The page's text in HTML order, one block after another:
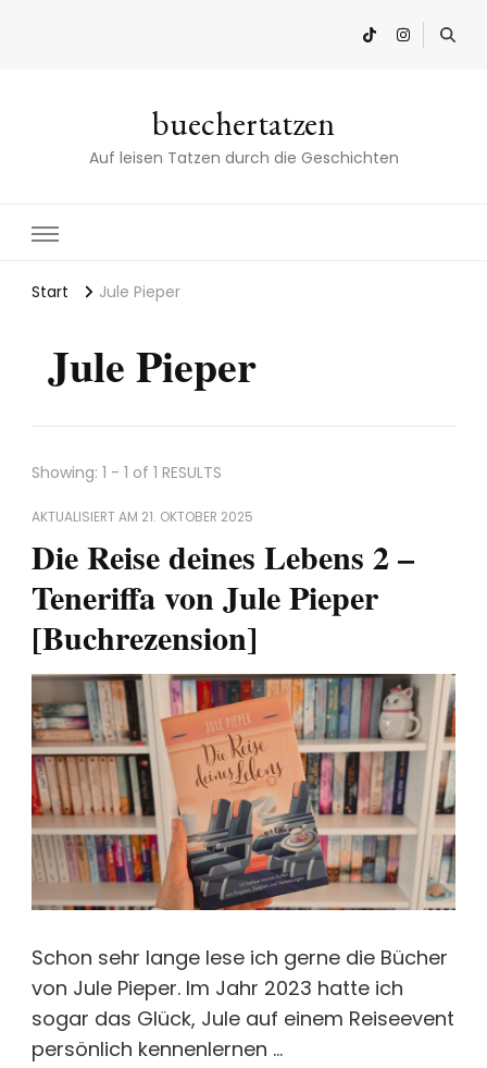
buechertatzen
Auf leisen Tatzen durch die Geschichten
Start Jule Pieper
Jule Pieper
Showing: 1 - 1 of 1 RESULTS
AKTUALISIERT AM 21. OKTOBER 2025
Die Reise deines Lebens 2 –
Teneriffa von Jule Pieper
[Buchrezension]
Schon sehr lange lese ich gerne die Bücher
von Jule Pieper. Im Jahr 2023 hatte ich
sogar das Glück, Jule auf einem Reiseevent
persönlich kennenlernen …